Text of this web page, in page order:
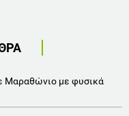
Μαραθώνιο με φυσικά